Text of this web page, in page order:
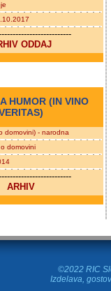
ODDAJ
HUMOR (IN VINO
domovini) - narodna
domovini
ARHIV
©2022 RIC
Izdelava,